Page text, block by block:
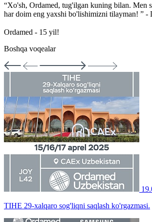
“Xo'sh, Ordamed, tug'ilgan kuning bilan. Men
har doim eng yaxshi bo'lishimizni tilayman! ”
Ordamed - 15 yil!
Boshqa voqealar
TIHE 29-xalqaro sog'liqni saqlash ko'rgazmasi.